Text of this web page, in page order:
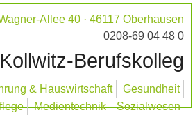
Allee 40 · 46117 Oberhausen
0208-69 04 48 0
Berufskolleg
& Hauswirtschaft
Gesundheit
Medientechnik Sozialwesen